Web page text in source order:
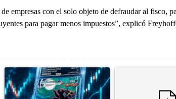
empresas con el solo objeto de defraudar al fisco,
para pagar menos impuestos”, explicó
in the last 7 days.
A trending article titled "The $10K experiment: